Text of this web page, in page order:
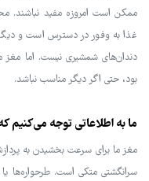
ممکن است امروزه مفید نباشند.
غذا به وفور در دسترس است و دیگر
دندان‌های شمشیری نیست. اما مغز
بود، حتی اگر دیگر مناسب نباشد.
ما به اطلاعاتی توجه می‌کنیم
مغز ما برای سرعت بخشیدن به
سرانگشتی متکی است. طرحواره‌ها